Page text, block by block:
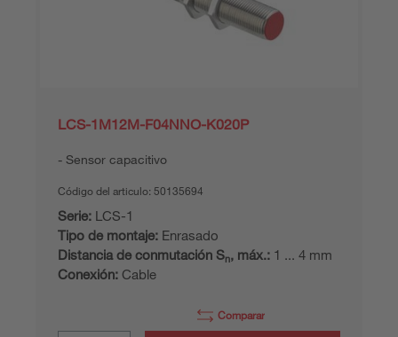
LCS-1M12M-F04NNO-K020P
Sensor capacitivo
Código del articulo: 50135694
Serie: LCS-1
Tipo de montaje: Enrasado
Distancia de conmutación Sn, máx.: 1 ... 4 mm
Conexión: Cable
Comparar